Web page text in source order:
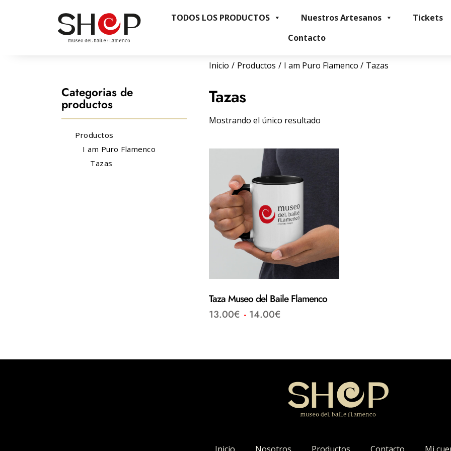
TODOS LOS PRODUCTOS Nuestros Artesanos
Tickets
Contacto
Inicio Productos I am Puro Flamenco Tazas
Tazas
Mostrando el único resultado
Taza Museo del Baile Flamenco
13.00€ - 14.00€
Categorias de
productos
Productos
I am Puro Flamenco
Tazas